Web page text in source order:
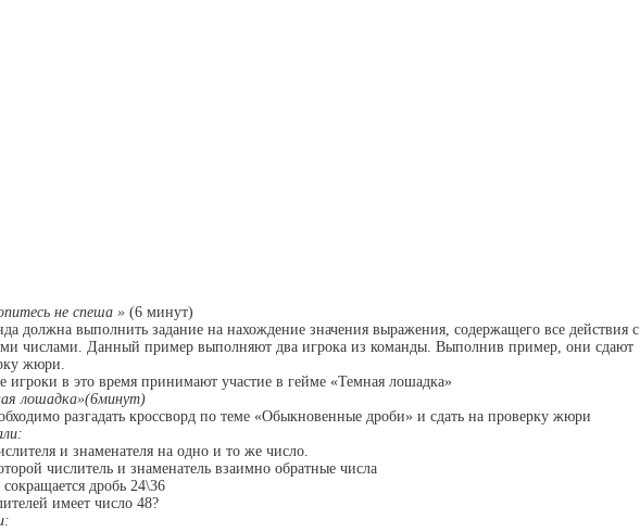
не спеша » (6 минут)
должна выполнить задание на нахождение значения выражения, содержащего все действия с
числами. Данный пример выполняют два игрока из команды. Выполнив пример, они сдают
жюри.
игроки в это время принимают участие в гейме «Темная лошадка»
лошадка»(6минут)
разгадать кроссворд по теме «Обыкновенные дроби» и сдать на проверку жюри
и знаменателя на одно и то же число.
числитель и знаменатель взаимно обратные числа
дробь 24\36
имеет число 48?